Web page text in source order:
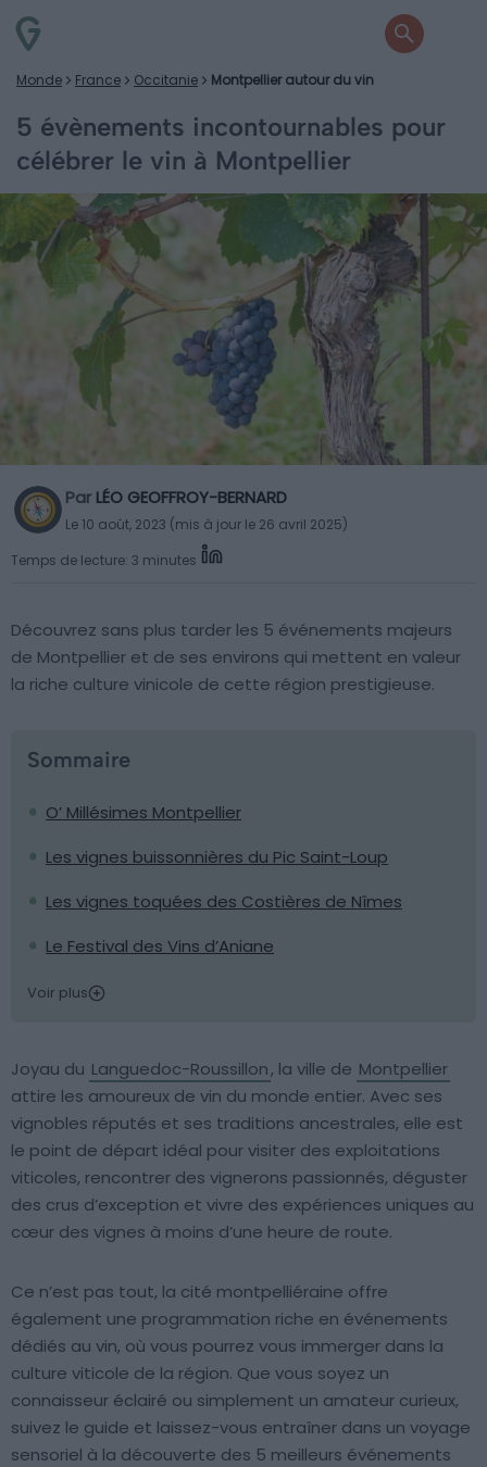
Monde France Occitanie Montpellier autour du vin
5 évènements incontournables pour
célébrer le vin à Montpellier
Par LÉO GEOFFROY-BERNARD
Le 10 août, 2023 (mis à jour le 26 avril 2025)
Temps de lecture: 3 minutes
Découvrez sans plus tarder les 5 événements majeurs
de Montpellier et de ses environs qui mettent en valeur
la riche culture vinicole de cette région prestigieuse.
Sommaire
O’ Millésimes Montpellier
Les vignes buissonnières du Pic Saint-Loup
Les vignes toquées des Costières de Nîmes
Le Festival des Vins d’Aniane
Voir plus
Joyau du Languedoc-Roussillon, la ville de Montpellier
attire les amoureux de vin du monde entier. Avec ses
vignobles réputés et ses traditions ancestrales, elle est
le point de départ idéal pour visiter des exploitations
viticoles, rencontrer des vignerons passionnés, déguster
des crus d’exception et vivre des expériences uniques au
cœur des vignes à moins d’une heure de route.
Ce n’est pas tout, la cité montpelliéraine offre
également une programmation riche en événements
dédiés au vin, où vous pourrez vous immerger dans la
culture viticole de la région. Que vous soyez un
connaisseur éclairé ou simplement un amateur curieux,
suivez le guide et laissez-vous entraîner dans un voyage
sensoriel à la découverte des 5 meilleurs événements